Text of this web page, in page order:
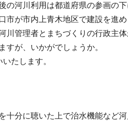
の河川利用は都道府県の参画の
市が市内上青木地区で建設を進
川管理者とまちづくりの行政主
すが、いかがでしょうか。
たします。
十分に聴いた上で治水機能など